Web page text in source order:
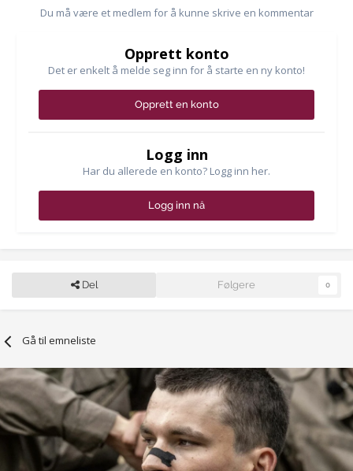
Du må være et medlem for å kunne skrive en kommentar
Opprett konto
Det er enkelt å melde seg inn for å starte en ny konto!
Opprett en konto
Logg inn
Har du allerede en konto? Logg inn her.
Logg inn nå
Del Følgere 0
Gå til emneliste